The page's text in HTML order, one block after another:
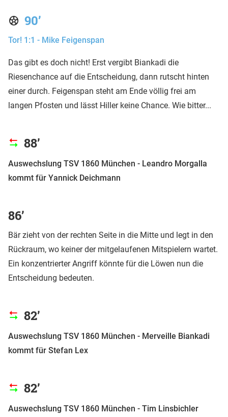
90’
Tor! 1:1 - Mike Feigenspan
Das gibt es doch nicht! Erst vergibt Biankadi die
Riesenchance auf die Entscheidung, dann rutscht hinten
einer durch. Feigenspan steht am Ende völlig frei am
langen Pfosten und lässt Hiller keine Chance. Wie bitter...
88’
Auswechslung TSV 1860 München - Leandro Morgalla
kommt für Yannick Deichmann
86’
Bär zieht von der rechten Seite in die Mitte und legt in den
Rückraum, wo keiner der mitgelaufenen Mitspielern wartet.
Ein konzentrierter Angriff könnte für die Löwen nun die
Entscheidung bedeuten.
82’
Auswechslung TSV 1860 München - Merveille Biankadi
kommt für Stefan Lex
82’
Auswechslung TSV 1860 München - Tim Linsbichler